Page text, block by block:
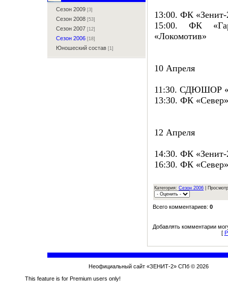
Сезон 2009 [3]
Сезон 2008 [53]
Сезон 2007 [12]
Сезон 2006 [18]
Юношеский состав [1]
13:00. ФК
15:00. ФК
«Локомотив»
10 Апреля
11:30. СДЮШОР
13:30. ФК
12 Апреля
14:30. ФК
16:30. ФК
Категория:Сезон 2006 |
Всего комментариев:0
Добавлять комментарии
[
Неофициальный сайт «ЗЕНИТ-2» СПб © 2026
This feature is for Premium users only!